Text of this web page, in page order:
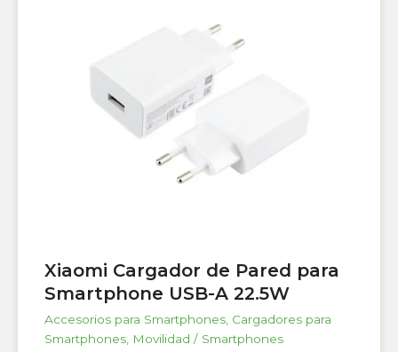
Xiaomi Cargador de Pared para
Smartphone USB-A 22.5W
Accesorios para Smartphones, Cargadores para
Smartphones, Movilidad / Smartphones